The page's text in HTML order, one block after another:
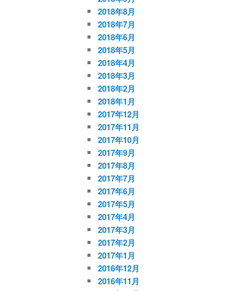
2018年8月
2018年7月
2018年6月
2018年5月
2018年4月
2018年3月
2018年2月
2018年1月
2017年12月
2017年11月
2017年10月
2017年9月
2017年8月
2017年7月
2017年6月
2017年5月
2017年4月
2017年3月
2017年2月
2017年1月
2016年12月
2016年11月